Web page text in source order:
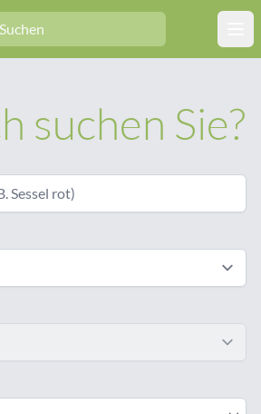
suchen Sie?